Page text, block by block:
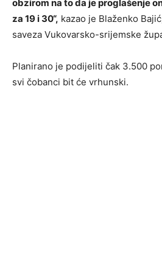
obzirom na to da je proglašenje
za 19 i 30“, kazao je Blaženko
saveza Vukovarsko-srijemske
Planirano je podijeliti čak 3.500
svi čobanci bit će vrhunski.